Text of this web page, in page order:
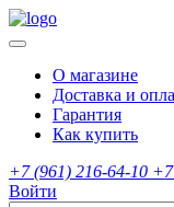
О магазине
Доставка и
Гарантия
Как купить
+7 (961) 216-64-10
Войти